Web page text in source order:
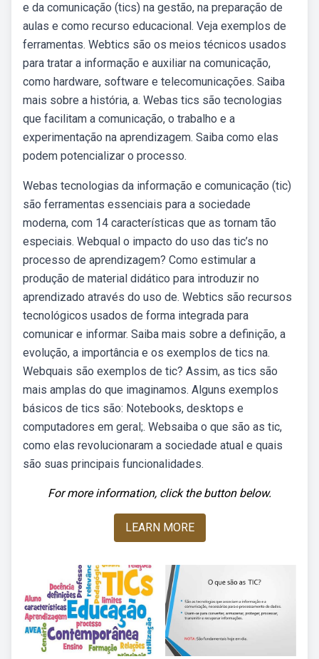
e da comunicação (tics) na gestão, na preparação de
aulas e como recurso educacional. Veja exemplos de
ferramentas. Webtics são os meios técnicos usados
para tratar a informação e auxiliar na comunicação,
como hardware, software e telecomunicações. Saiba
mais sobre a história, a. Webas tics são tecnologias
que facilitam a comunicação, o trabalho e a
experimentação na aprendizagem. Saiba como elas
podem potencializar o processo.
Webas tecnologias da informação e comunicação (tic)
são ferramentas essenciais para a sociedade
moderna, com 14 características que as tornam tão
especiais. Webqual o impacto do uso das tic’s no
processo de aprendizagem? Como estimular a
produção de material didático para introduzir no
aprendizado através do uso de. Webtics são recursos
tecnológicos usados de forma integrada para
comunicar e informar. Saiba mais sobre a definição, a
evolução, a importância e os exemplos de tics na.
Webquais são exemplos de tic? Assim, as tics são
mais amplas do que imaginamos. Alguns exemplos
básicos de tics são: Notebooks, desktops e
computadores em geral;. Websaiba o que são as tic,
como elas revolucionaram a sociedade atual e quais
são suas principais funcionalidades.
For more information, click the button below.
LEARN MORE